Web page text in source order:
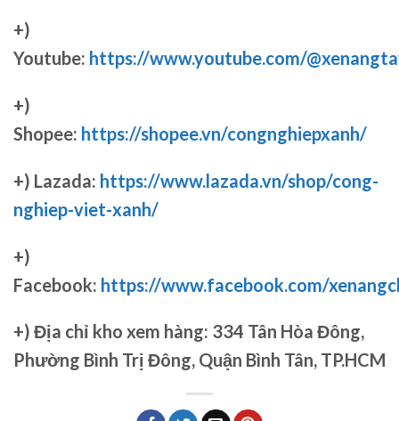
+)
Youtube: https://www.youtube.com/
+)
Shopee: https://shopee.vn/congnghiepxanh/
+) Lazada: https://www.lazada.vn/shop/cong-
nghiep-viet-xanh/
+)
Facebook: https://www.facebook.com/
+) Địa chỉ kho xem hàng: 334 Tân Hòa Đông,
Phường Bình Trị Đông, Quận Bình Tân, TP.HCM